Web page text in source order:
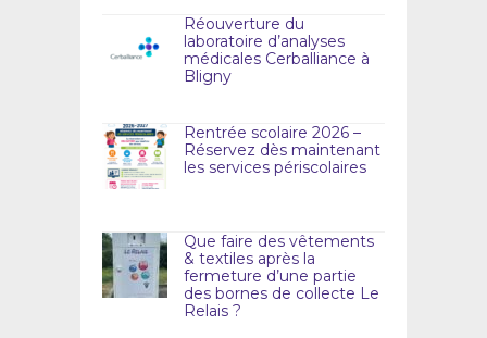
Réouverture du
laboratoire d’analyses
médicales Cerballiance à
Bligny
Rentrée scolaire 2026 –
Réservez dès maintenant
les services périscolaires
Que faire des vêtements
& textiles après la
fermeture d’une partie
des bornes de collecte Le
Relais ?